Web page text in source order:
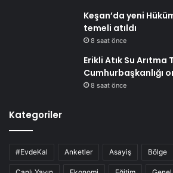
Keşan’da yeni
temeli atıldı
8 saat önce
Erikli Atık Su Arıtma
Cumhurbaşkanlığı
8 saat önce
Kategoriler
#EvdeKal Anketler Asayiş Bölge